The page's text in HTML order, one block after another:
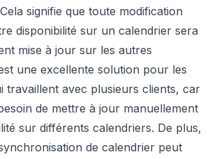
signifie que toute modification
disponibilité sur un calendrier sera
mise à jour sur les autres
une excellente solution pour les
travaillent avec plusieurs clients, car
de mettre à jour manuellement
sur différents calendriers. De plus,
de calendrier peut